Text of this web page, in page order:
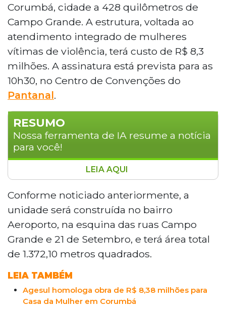
Corumbá, cidade a 428 quilômetros de
Campo Grande. A estrutura, voltada ao
atendimento integrado de mulheres
vítimas de violência, terá custo de R$ 8,3
milhões. A assinatura está prevista para as
10h30, no Centro de Convenções do
Pantanal.
RESUMO
Nossa ferramenta de IA resume a notícia
para você!
O governador Eduardo Riedel assina
neste sábado a autorização para obras da
Casa da Mulher Brasileira em Corumbá,
reunirá delegacia, Tribunal de Justiça,
Ministério Público, Defensoria Pública e
atendimento psicossocial. Riedel também
cidade, além de compromissos em
Jardim e Bodoquena, onde entregará
ampliação de esgoto e assina autorização
LEIA AQUI
Conforme noticiado anteriormente, a
unidade será construída no bairro
Aeroporto, na esquina das ruas Campo
Grande e 21 de Setembro, e terá área total
de 1.372,10 metros quadrados.
LEIA TAMBÉM
Agesul homologa obra de R$ 8,38 milhões para
Casa da Mulher em Corumbá